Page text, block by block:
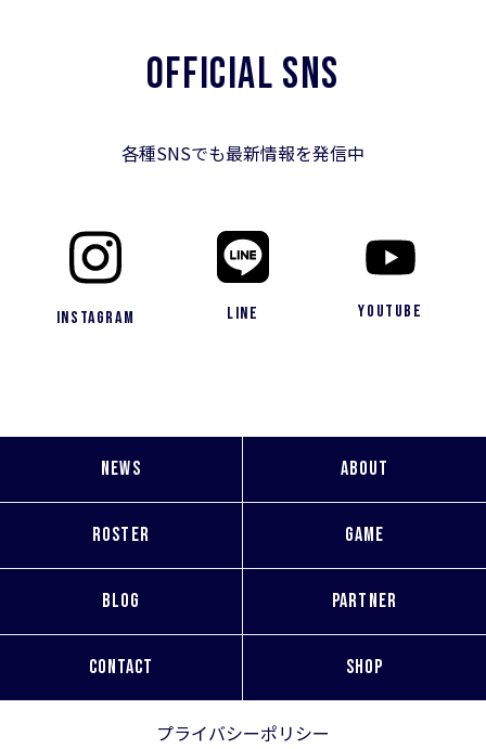
OFFICIAL SNS
各種SNSでも最新情報を発信中
Instagram LINE YouTube
NEWS ABOUT
ROSTER GAME
BLOG PARTNER
CONTACT SHOP
プライバシーポリシー